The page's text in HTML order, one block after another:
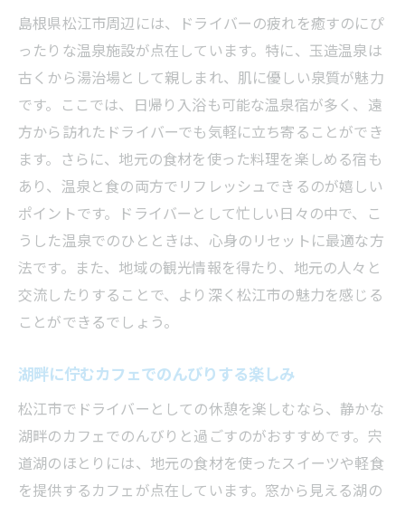
島根県松江市周辺には、ドライバーの疲れを癒すのにぴ
ったりな温泉施設が点在しています。特に、玉造温泉は
古くから湯治場として親しまれ、肌に優しい泉質が魅力
です。ここでは、日帰り入浴も可能な温泉宿が多く、遠
方から訪れたドライバーでも気軽に立ち寄ることができ
ます。さらに、地元の食材を使った料理を楽しめる宿も
あり、温泉と食の両方でリフレッシュできるのが嬉しい
ポイントです。ドライバーとして忙しい日々の中で、こ
うした温泉でのひとときは、心身のリセットに最適な方
法です。また、地域の観光情報を得たり、地元の人々と
交流したりすることで、より深く松江市の魅力を感じる
ことができるでしょう。
湖畔に佇むカフェでのんびりする楽しみ
松江市でドライバーとしての休憩を楽しむなら、静かな
湖畔のカフェでのんびりと過ごすのがおすすめです。宍
道湖のほとりには、地元の食材を使ったスイーツや軽食
を提供するカフェが点在しています。窓から見える湖の